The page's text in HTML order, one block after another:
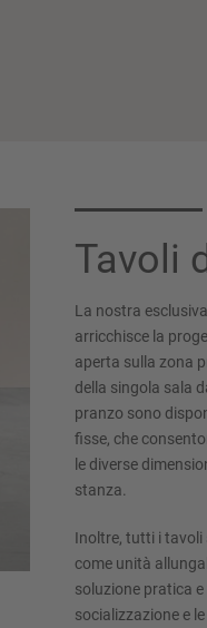
Tavoli
La nostra
arricchisce la
aperta sulla zona
della singola sala
pranzo sono
fisse, che
le diverse
stanza.
Inoltre, tutti i tavoli
come unità
soluzione pratica e
socializzazione e